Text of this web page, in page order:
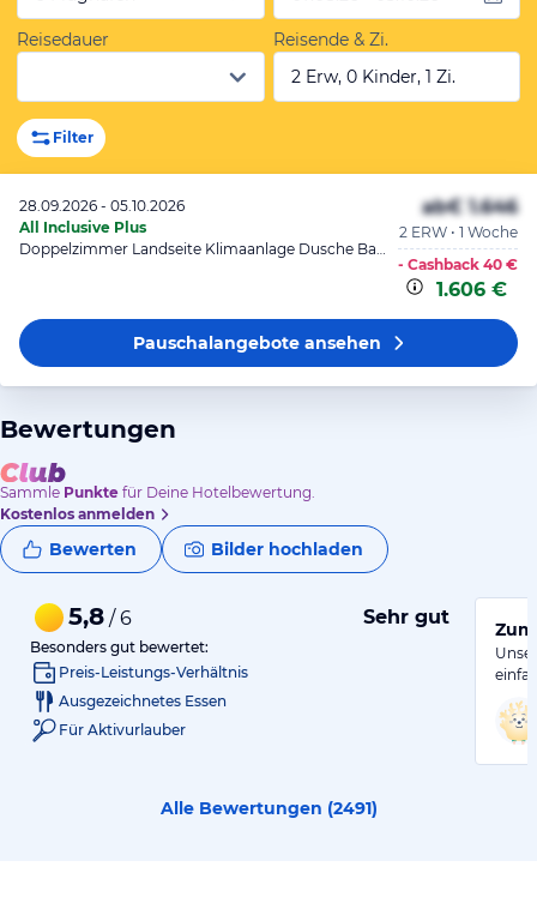
Reisedauer
Reisende & Zi.
2 Erw, 0 Kinder, 1 Zi.
Filter
28.09.2026 - 05.10.2026
All Inclusive Plus
Doppelzimmer Landseite Klimaanlage Dusche Balkon
ab€ 1.646
2 ERW • 1 Woche
- Cashback 40 €
1.606 €
Pauschalangeboteansehen
Bewertungen
Sammle Punkte für Deine Hotelbewertung.
Kostenlos anmelden
Bewerten Bilder hochladen
5,8 / 6 Sehr gut
Besonders gut bewertet:
Preis-Leistungs-Verhältnis
Ausgezeichnetes Essen
Für Aktivurlauber
Alle Bewertungen (2491)